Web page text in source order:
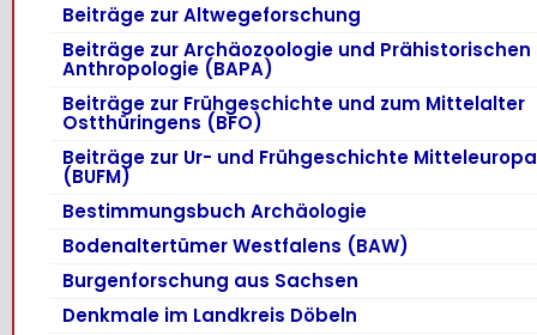
Beiträge zur Altwegeforschung
Beiträge zur Archäozoologie und Prähistorischen
Anthropologie (BAPA)
Beiträge zur Frühgeschichte und zum Mittelalter
Ostthüringens (BFO)
Beiträge zur Ur- und Frühgeschichte
(BUFM)
Bestimmungsbuch Archäologie
Bodenaltertümer Westfalens (BAW)
Burgenforschung aus Sachsen
Denkmale im Landkreis Döbeln